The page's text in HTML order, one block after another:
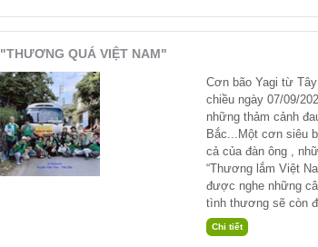
"THƯƠNG QUÁ VIỆT NAM"
Cơn bão Yagi từ
chiều ngày 07/09/
những thảm cảnh
Bắc...Một cơn siêu
cả của đàn ông ,
“Thương lắm Việt
được nghe những
tình thương sẽ còn